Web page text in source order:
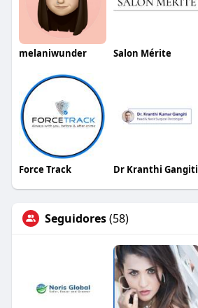
melaniwunder Salon Mérite
Force Track Dr Kranthi Gangiti
Seguidores(58)